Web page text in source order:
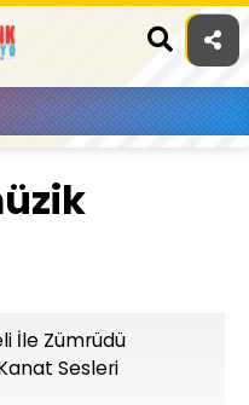
İle Zümrüdü
Sesleri